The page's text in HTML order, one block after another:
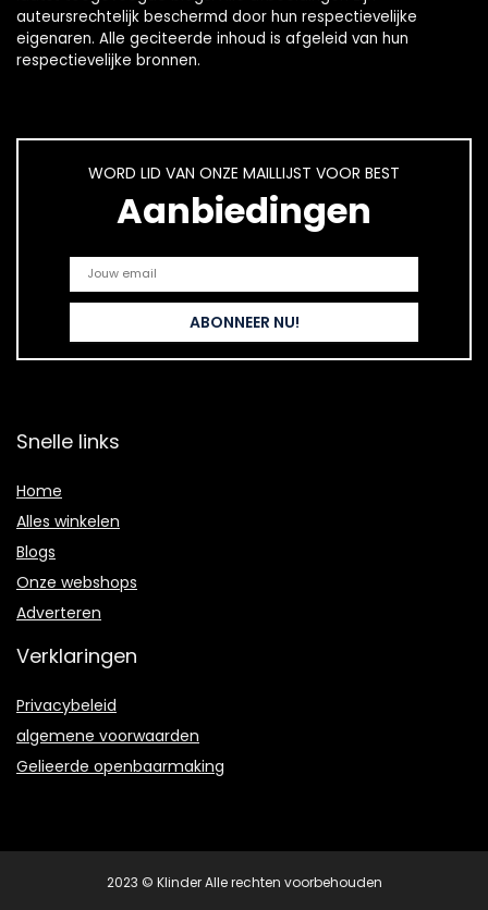
auteursrechtelijk beschermd door hun respectievelijke
eigenaren. Alle geciteerde inhoud is afgeleid van hun
respectievelijke bronnen.
WORD LID VAN ONZE MAILLIJST VOOR BEST
Aanbiedingen
Snelle links
Home
Alles winkelen
Blogs
Onze webshops
Adverteren
Verklaringen
Privacybeleid
algemene voorwaarden
Gelieerde openbaarmaking
2023 © Klinder Alle rechten voorbehouden